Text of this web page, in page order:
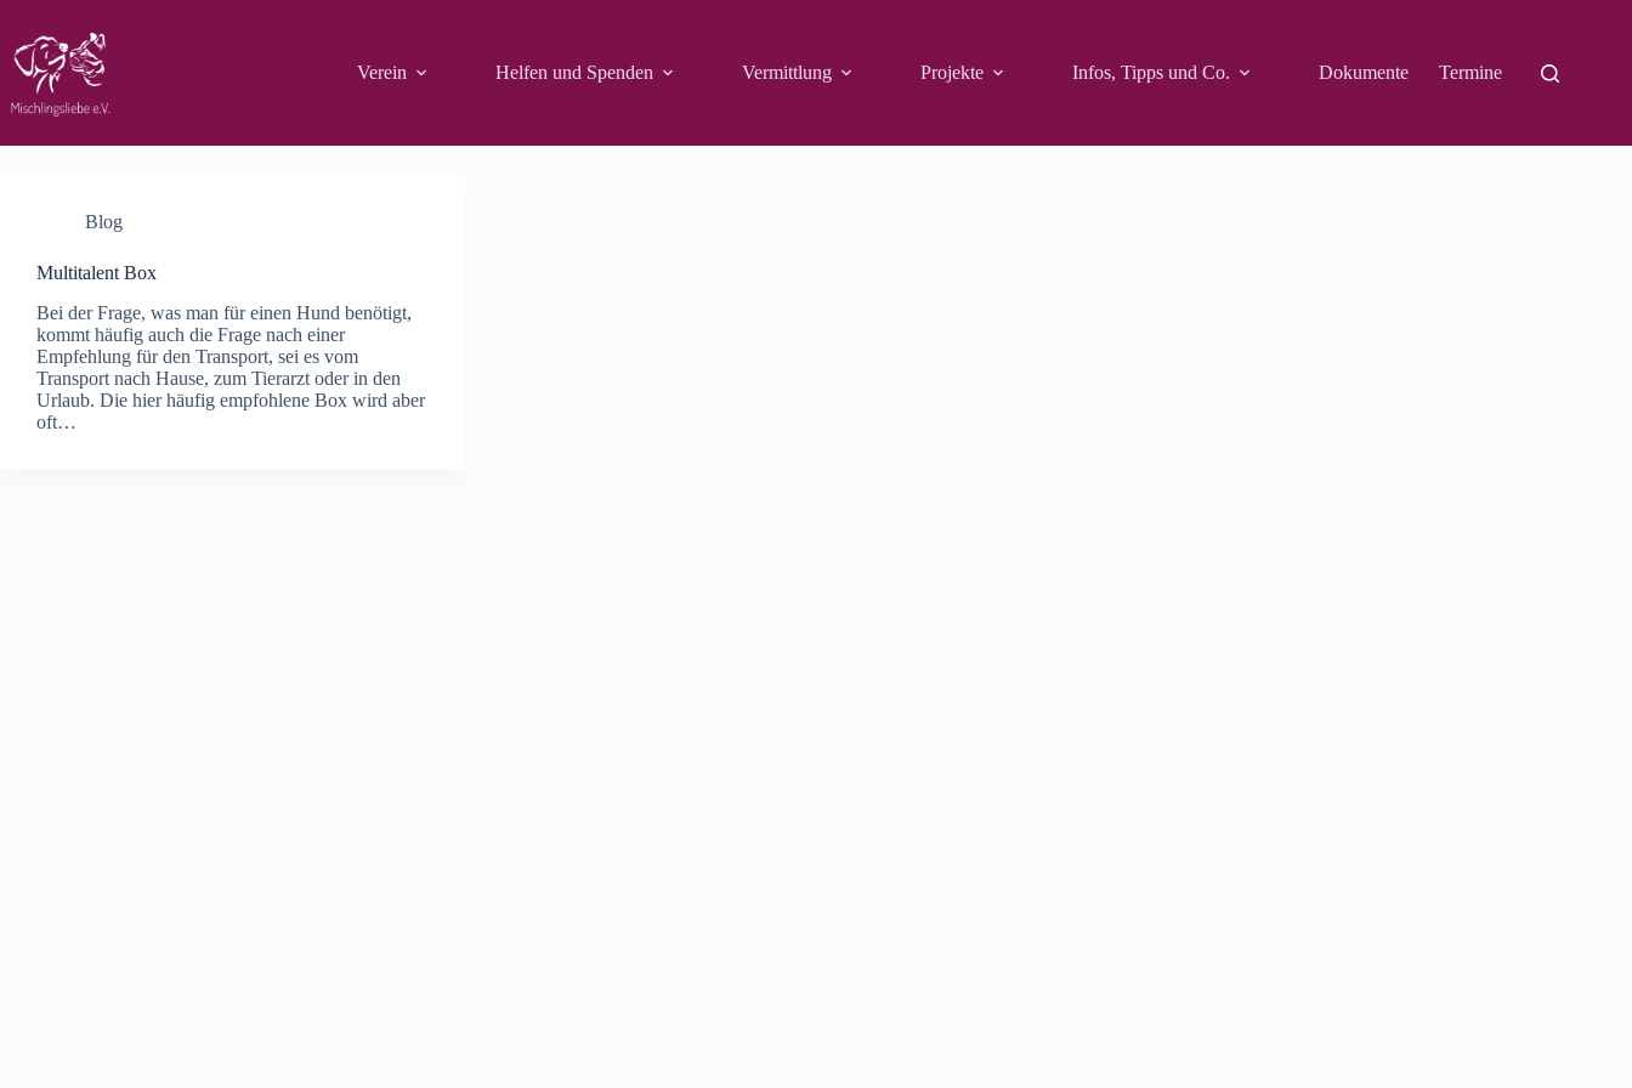
Inhalt
springen
Verein
Helfen und Spenden Vermittlung Projekte Infos, Tipps und Co. Dokumente Termine
Blog
Multitalent Box
Bei der Frage, was man für einen Hund benötigt,
kommt häufig auch die Frage nach einer
Empfehlung für den Transport, sei es vom
Transport nach Hause, zum Tierarzt oder in den
Urlaub. Die hier häufig empfohlene Box wird aber
oft…